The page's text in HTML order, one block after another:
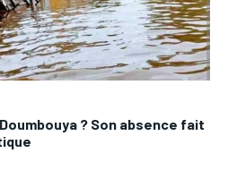
? Son absence fait